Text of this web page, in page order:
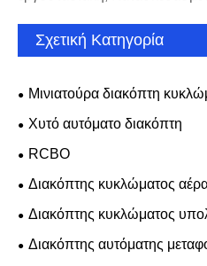
Σχετική Κατηγορία
Μινιατούρα διακόπτη
Χυτό αυτόματο διακόπτη
RCBO
Διακόπτης κυκλώματος
Διακόπτης κυκλώματος
Διακόπτης αυτόματης